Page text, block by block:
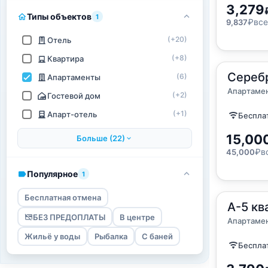
Типы объектов 1
Отель (+20)
Квартира (+8)
Апартаменты (6)
Гостевой дом (+2)
Апарт-отель (+1)
Больше (22)
Популярное 1
Бесплатная отмена
БЕЗ ПРЕДОПЛАТЫ В центре
Жильё у воды Рыбалка С баней
3,279
9,837₽
37м ·2
45,000₽
А-5
37м ·3